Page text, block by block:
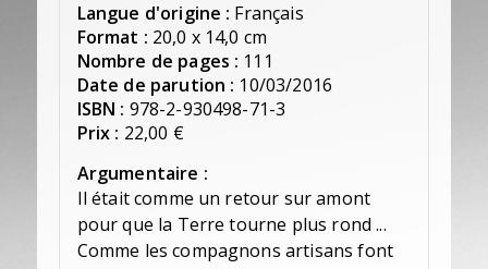
Langue d'origine : Français
Format : 20,0 x 14,0 cm
Nombre de pages : 111
Date de parution : 10/03/2016
ISBN : 978-2-930498-71-3
Prix : 22,00 €
Argumentaire :
Il était comme un retour sur amont
pour que la Terre tourne plus rond ...
Comme les compagnons artisans font